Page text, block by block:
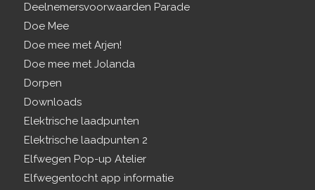
Deelnemersvoorwaarden Parade
Doe Mee
Doe mee met Arjen!
Doe mee met Jolanda
Dorpen
Downloads
Elektrische laadpunten
Elektrische laadpunten 2
Elfwegen Pop-up Atelier
Elfwegentocht app informatie